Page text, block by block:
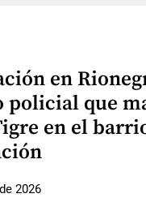
en
policial que
en el
2026